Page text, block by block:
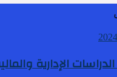
الإدارية